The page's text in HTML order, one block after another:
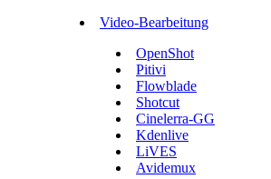
Video-Bearbeitung
OpenShot
Pitivi
Flowblade
Shotcut
Cinelerra-GG
Kdenlive
LiVES
Avidemux